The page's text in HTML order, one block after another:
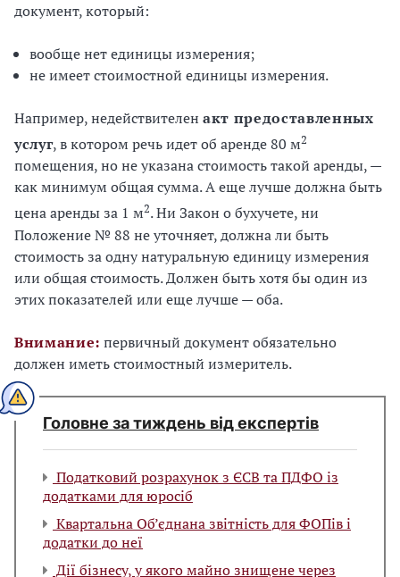
документ, который:
вообще нет единицы измерения;
не имеет стоимостной единицы измерения.
Например, недействителен акт предоставленных
услуг, в котором речь идет об аренде 80 м2
помещения, но не указана стоимость такой аренды, —
как минимум общая сумма. А еще лучше должна быть
цена аренды за 1 м2. Ни Закон о бухучете, ни
Положение № 88 не уточняет, должна ли быть
стоимость за одну натуральную единицу измерения
или общая стоимость. Должен быть хотя бы один из
этих показателей или еще лучше — оба.
Внимание: первичный документ обязательно
должен иметь стоимостный измеритель.
Головне за тиждень від експертів
Податковий розрахунок з ЄСВ та ПДФО із
додатками для юросіб
Квартальна Об’єднана звітність для ФОПів і
додатки до неї
Дії бізнесу, у якого майно знищене через